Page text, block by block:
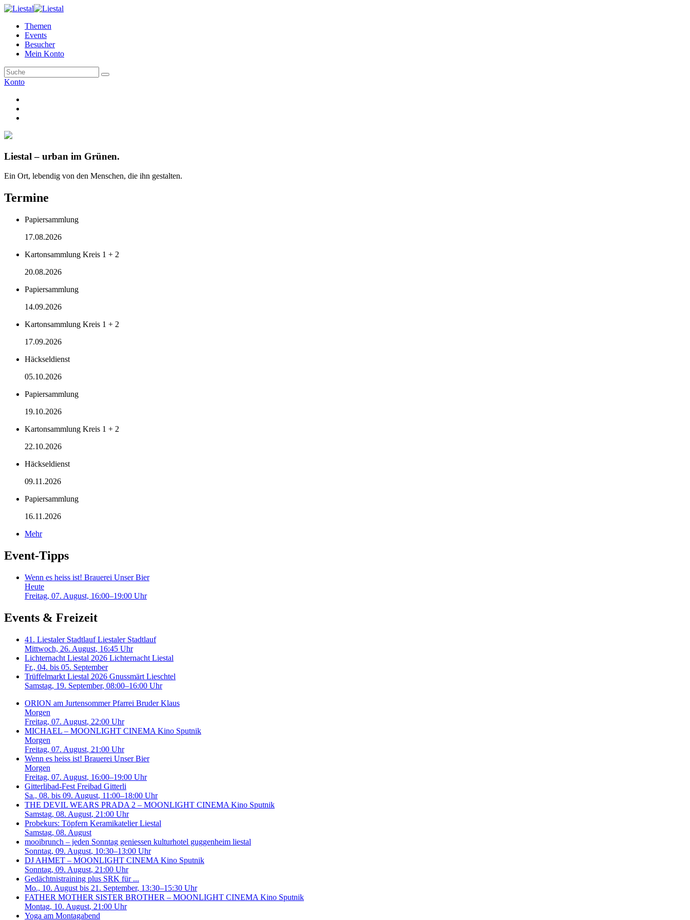
Themen
Events
Besucher
Mein Konto
Konto
Liestal – urban im Grünen.
Ein Ort, lebendig von den Menschen, die ihn gestalten.
Termine
Papiersammlung
17.08.2026
Kartonsammlung Kreis 1 + 2
20.08.2026
Papiersammlung
14.09.2026
Kartonsammlung Kreis 1 + 2
17.09.2026
Häckseldienst
05.10.2026
Papiersammlung
19.10.2026
Kartonsammlung Kreis 1 + 2
22.10.2026
Häckseldienst
09.11.2026
Papiersammlung
16.11.2026
Mehr
Event-Tipps
Wenn es heiss ist! Brauerei Unser Bier
Heute
Freitag, 07. August, 16:00–19:00 Uhr
Events & Freizeit
41. Liestaler Stadtlauf Liestaler Stadtlauf
Mittwoch, 26. August, 16:45 Uhr
Lichternacht Liestal 2026 Lichternacht Liestal
Fr., 04. bis 05. September
Trüffelmarkt Liestal 2026 Gnussmärt Lieschtel
Samstag, 19. September, 08:00–16:00 Uhr
ORION am Jurtensommer Pfarrei Bruder Klaus
Morgen
Freitag, 07. August, 22:00 Uhr
MICHAEL – MOONLIGHT CINEMA Kino Sputnik
Morgen
Freitag, 07. August, 21:00 Uhr
Wenn es heiss ist! Brauerei Unser Bier
Morgen
Freitag, 07. August, 16:00–19:00 Uhr
Gitterlibad-Fest Freibad Gitterli
Sa., 08. bis 09. August, 11:00–18:00 Uhr
THE DEVIL WEARS PRADA 2 – MOONLIGHT CINEMA Kino Sputnik
Samstag, 08. August, 21:00 Uhr
Probekurs: Töpfern Keramikatelier Liestal
Samstag, 08. August
mooibrunch – jeden Sonntag geniessen kulturhotel guggenheim liestal
Sonntag, 09. August, 10:30–13:00 Uhr
DJ AHMET – MOONLIGHT CINEMA Kino Sputnik
Sonntag, 09. August, 21:00 Uhr
Gedächtnistraining plus SRK für ...
Mo., 10. August bis 21. September, 13:30–15:30 Uhr
FATHER MOTHER SISTER BROTHER – MOONLIGHT CINEMA Kino Sputnik
Montag, 10. August, 21:00 Uhr
Yoga am Montagabend